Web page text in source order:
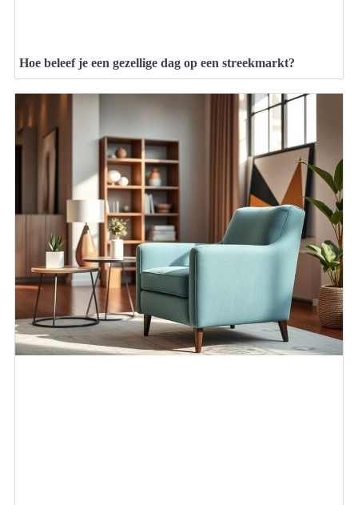
Hoe beleef je een gezellige dag op een streekmarkt?